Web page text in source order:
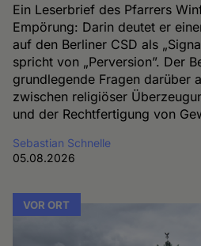
Ein Leserbrief des Pfarrers
Empörung: Darin deutet er
auf den Berliner CSD als
spricht von „Perversion”. Der
grundlegende Fragen darüber
zwischen religiöser
und der Rechtfertigung von
Sebastian Schnelle
05.08.2026
VOR ORT